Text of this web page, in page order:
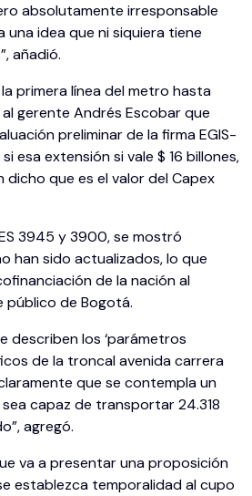
absolutamente irresponsable
idea que ni siquiera tiene
añadió.
primera línea del metro hasta
gerente Andrés Escobar que
preliminar de la firma EGIS-
esa extensión si vale $ 16 billones,
que es el valor del Capex
3945 y 3900, se mostró
han sido actualizados, lo que
de la nación al
de Bogotá.
describen los ‘parámetros
de la troncal avenida carrera
que se contempla un
capaz de transportar 24.318
agregó.
va a presentar una proposición
establezca temporalidad al cupo